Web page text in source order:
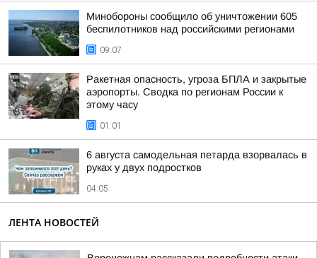
Минобороны сообщило об уничтожении 605
беспилотников над российскими регионами
09:07
Ракетная опасность, угроза БПЛА и закрытые
аэропорты. Сводка по регионам России к
этому часу
01:01
6 августа самодельная петарда взорвалась в
руках у двух подростков
04:05
ЛЕНТА НОВОСТЕЙ